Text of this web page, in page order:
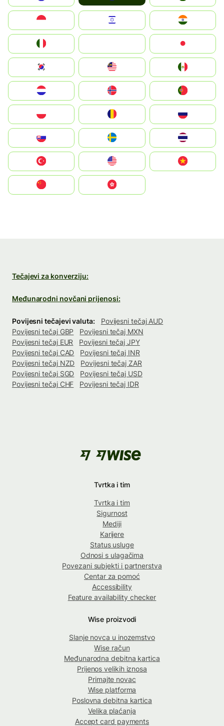
South Korea
United States
中國香港特別行政區
Tečajevi za konverziju:
Međunarodni novčani prijenosi:
Povijesni tečajevi valuta:
Povijesni tečaj AUD
Povijesni tečaj GBP
Povijesni tečaj MXN
Povijesni tečaj EUR
Povijesni tečaj JPY
Povijesni tečaj CAD
Povijesni tečaj INR
Povijesni tečaj NZD
Povijesni tečaj ZAR
Povijesni tečaj SGD
Povijesni tečaj USD
Povijesni tečaj CHF
Povijesni tečaj IDR
Tvrtka i tim
Tvrtka i tim
Sigurnost
Mediji
Karijere
Status usluge
Odnosi s ulagačima
Povezani subjekti i partnerstva
Centar za pomoć
Accessibility
Feature availability checker
Wise proizvodi
Slanje novca u inozemstvo
Wise račun
Međunarodna debitna kartica
Prijenos velikih iznosa
Primajte novac
Wise platforma
Poslovna debitna kartica
Velika plaćanja
Accept card payments